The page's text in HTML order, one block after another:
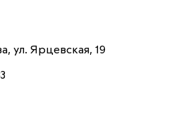
ул. Ярцевская, 19